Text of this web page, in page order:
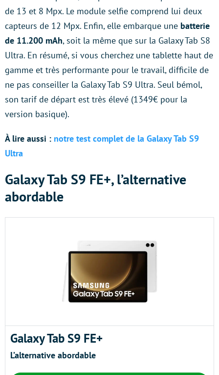
de 13 et 8 Mpx. Le module selfie comprend lui deux
capteurs de 12 Mpx. Enfin, elle embarque une batterie
de 11.200 mAh, soit la même que sur la Galaxy Tab S8
Ultra. En résumé, si vous cherchez une tablette haut de
gamme et très performante pour le travail, difficile de
ne pas conseiller la Galaxy Tab S9 Ultra. Seul bémol,
son tarif de départ est très élevé (1349€ pour la
version basique).
À lire aussi : notre test complet de la Galaxy Tab S9
Ultra
Galaxy Tab S9 FE+, l’alternative
abordable
Galaxy Tab S9 FE+
L’alternative abordable